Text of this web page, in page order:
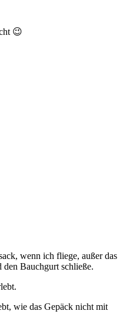
😉
wenn ich fliege, außer das
den Bauchgurt schließe.
wie das Gepäck nicht mit